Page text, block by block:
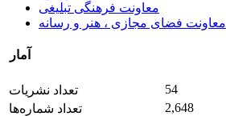
معاونت فرهنگی تبلیغی
معاونت فضای مجازی ، هنر و رسانه
آمار
تعداد نشریات
54
تعداد شماره‌ها
2,648